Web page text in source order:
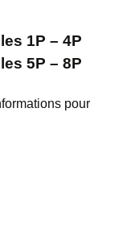
1P – 4P
5P – 8P
pour
2024